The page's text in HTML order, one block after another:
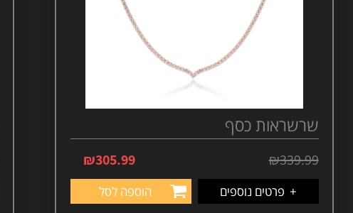
שרשראות כסף
₪339.99
₪305.99
+ פרטים נוספים הוספה לסל